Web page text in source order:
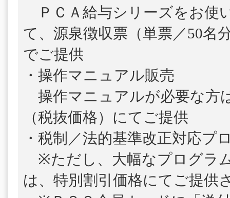
ＰＣＡ給与シリーズをお使
て、源泉徴収票（単票／50名
でご提供
・操作マニュアル販売
操作マニュアルが必要な方
（税抜価格）にてご提供
・税制／法的基準改正対応プ
※ただし、大幅なプログラ
は、特別割引価格にてご提供